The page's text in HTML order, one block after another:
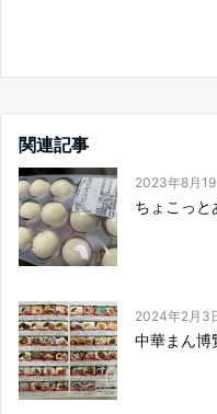
関連記事
2023年8月19
ちょこっと
2024年2月3
中華まん